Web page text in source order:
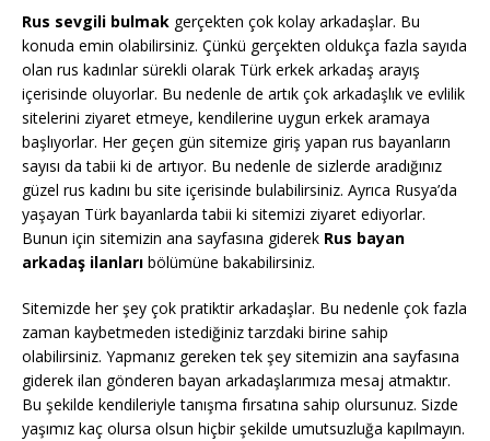
Rus sevgili bulmak gerçekten çok kolay arkadaşlar. Bu
konuda emin olabilirsiniz. Çünkü gerçekten oldukça fazla sayıda
olan rus kadınlar sürekli olarak Türk erkek arkadaş arayış
içerisinde oluyorlar. Bu nedenle de artık çok arkadaşlık ve evlilik
sitelerini ziyaret etmeye, kendilerine uygun erkek aramaya
başlıyorlar. Her geçen gün sitemize giriş yapan rus bayanların
sayısı da tabii ki de artıyor. Bu nedenle de sizlerde aradığınız
güzel rus kadını bu site içerisinde bulabilirsiniz. Ayrıca Rusya’da
yaşayan Türk bayanlarda tabii ki sitemizi ziyaret ediyorlar.
Bunun için sitemizin ana sayfasına giderek Rus bayan
arkadaş ilanları bölümüne bakabilirsiniz.
Sitemizde her şey çok pratiktir arkadaşlar. Bu nedenle çok fazla
zaman kaybetmeden istediğiniz tarzdaki birine sahip
olabilirsiniz. Yapmanız gereken tek şey sitemizin ana sayfasına
giderek ilan gönderen bayan arkadaşlarımıza mesaj atmaktır.
Bu şekilde kendileriyle tanışma fırsatına sahip olursunuz. Sizde
yaşımız kaç olursa olsun hiçbir şekilde umutsuzluğa kapılmayın.